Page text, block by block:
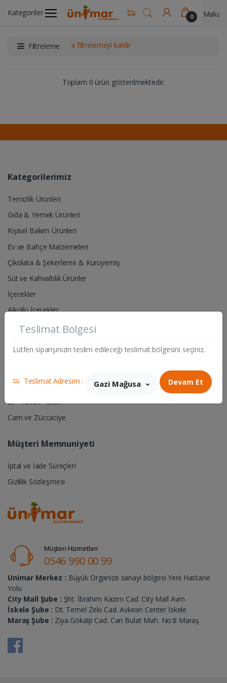
Kategoriler 0
Ünimar Anasayfa Gıda & Yemek Ürünleri
Filtreleme x filtrelemeyi kaldır
Toplam 0 ürün gösterilmektedir.
Kategorilerimiz
Temizlik Ürünleri
Gıda & Yemek Ürünleri
Kişisel Bakım Ürünleri
Ev ve Bahçe Malzemeleri
Çikolata & Şekerleme & Kuruyemiş
Süt ve Kahvaltılık Ürünler
İçecekler
Alkollü İçecekler
Pet Shop- Hayvan Yem & Aksesuarları
Hırdavat & Elektrik Malzemeleri
Manav
Et - Tavuk - Balık
Cam ve Züccaciye
Müşteri Memnuniyeti
İptal ve İade Süreçleri
Gizlilik Sözleşmesi
Müşteri Hizmetleri
0546 990 00 99
Unimar Merkez : Büyük Organize sanayi bölgesi Yeni Hastane
Yolu
City Mall Şube : Şht. İbrahim Kazım Cad. City Mall Avm
İskele Şube : Dt. Temel Zeki Cad. Avkıran Center İskele
Maraş Şube : Ziya Gökalp Cad. Can Bulat Mah. No:8 Maraş
Teslimat Bölgesi
Lütfen siparişinizin teslim edileceği teslimat bölgesini seçiniz.
Teslimat Adresim : Gazi Mağusa Devam Et